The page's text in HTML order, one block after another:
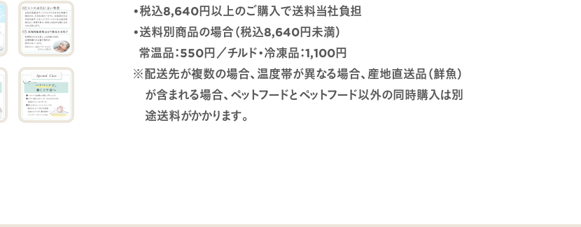
•税込8,640円以上のご購入で送料当社負担
•送料別商品の場合（税込8,640円未満）
常温品：550円／チルド・冷凍品：1,100円
※配送先が複数の場合、温度帯が異なる場合、産地直送品（鮮魚）
が含まれる場合、ペットフードとペットフード以外の同時購入は別
途送料がかかります。